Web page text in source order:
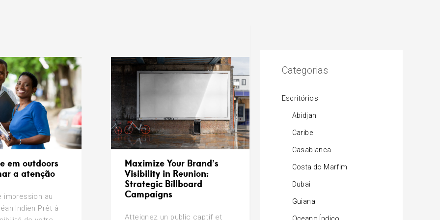
em outdoors
a atenção
impression au
Indien Prêt à
Maximize Your Brand’s
Visibility in Reunion:
Strategic Billboard
Campaigns
Atteignez un public captif et
Categorias
Escritórios
Abidjan
Caribe
Casablanca
Costa do Marfim
Dubai
Guiana